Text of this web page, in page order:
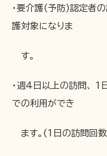
・要介護(予防)認定者
護対象になりま
す。
・週4日以上の訪問、
での利用ができ
ます。(1日の訪問回数